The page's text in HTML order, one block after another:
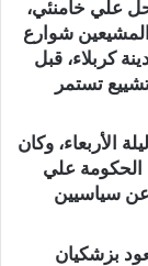
علي خامنئي،
شوارع
كربلاء، قبل
تستمر
الأربعاء، وكان
الحكومة علي
عن سياسيين
بزشكيان